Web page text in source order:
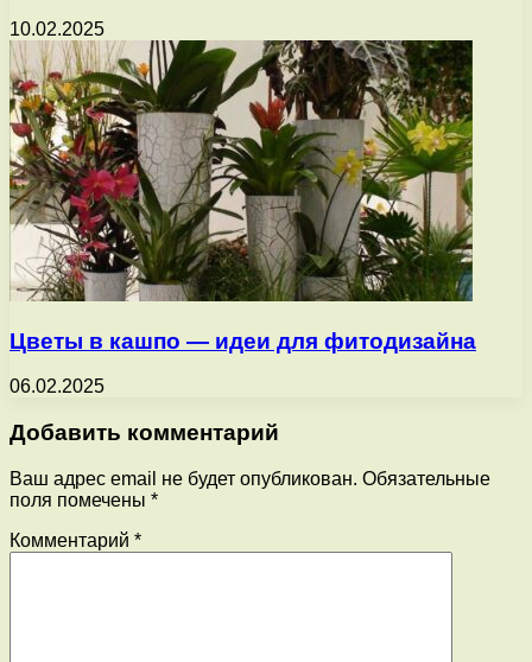
10.02.2025
Цветы в кашпо — идеи для фитодизайна
06.02.2025
Добавить комментарий
Ваш адрес email не будет опубликован. Обязательные
поля помечены *
Комментарий *